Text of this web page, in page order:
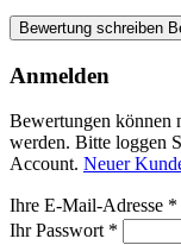
Bewertung schreiben
Anmelden
Bewertungen können
werden. Bitte loggen
Account. Neuer
Ihre E-Mail-Adresse *
Ihr Passwort *